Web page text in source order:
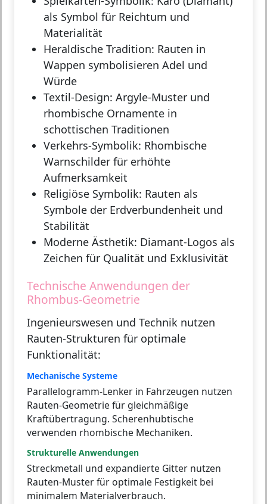
als Symbol für Reichtum und
Materialität
Heraldische Tradition: Rauten in
Wappen symbolisieren Adel und
Würde
Textil-Design: Argyle-Muster und
rhombische Ornamente in
schottischen Traditionen
Verkehrs-Symbolik: Rhombische
Warnschilder für erhöhte
Aufmerksamkeit
Religiöse Symbolik: Rauten als
Symbole der Erdverbundenheit und
Stabilität
Moderne Ästhetik: Diamant-Logos als
Zeichen für Qualität und Exklusivität
Technische Anwendungen der
Rhombus-Geometrie
Ingenieurswesen und Technik nutzen
Rauten-Strukturen für optimale
Funktionalität:
Mechanische Systeme
Parallelogramm-Lenker in Fahrzeugen nutzen
Rauten-Geometrie für gleichmäßige
Kraftübertragung. Scherenhubtische
verwenden rhombische Mechaniken.
Strukturelle Anwendungen
Streckmetall und expandierte Gitter nutzen
Rauten-Muster für optimale Festigkeit bei
minimalem Materialverbrauch.